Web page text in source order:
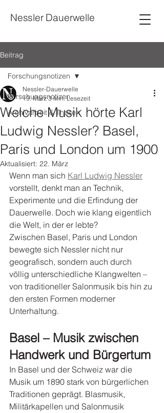
Nessler Dauerwelle
Beitrag
Forschungsnotizen
Archivarbeit & Thesen
Forschungsnotizen
Welche Musik hörte Karl
Ludwig Nessler? Basel,
Paris und London um 1900
Nessler-Dauerwelle
19. März 3 Min. Lesezeit
Aktualisiert: 22. März
Wenn man sich Karl Ludwig Nessler
vorstellt, denkt man an Technik,
Experimente und die Erfindung der
Dauerwelle. Doch wie klang eigentlich
die Welt, in der er lebte?
Zwischen Basel, Paris und London
bewegte sich Nessler nicht nur
geografisch, sondern auch durch
völlig unterschiedliche Klangwelten –
von traditioneller Salonmusik bis hin zu
den ersten Formen moderner
Unterhaltung.
Basel – Musik zwischen
Handwerk und Bürgertum
In Basel und der Schweiz war die
Musik um 1890 stark von bürgerlichen
Traditionen geprägt. Blasmusik,
Militärkapellen und Salonmusik